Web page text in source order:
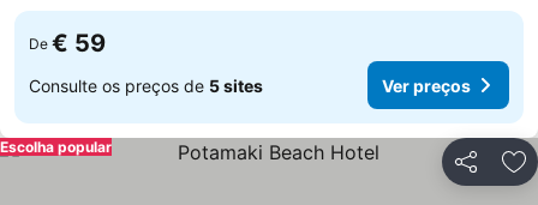
De € 59
Consulte os preços de 5 sites Ver preços
Partilhar
Escolha popular